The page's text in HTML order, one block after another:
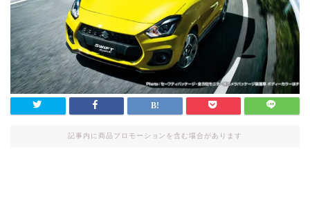
記事内に商品プロモーションを含む場合があります